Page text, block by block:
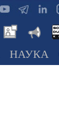
НАУКА